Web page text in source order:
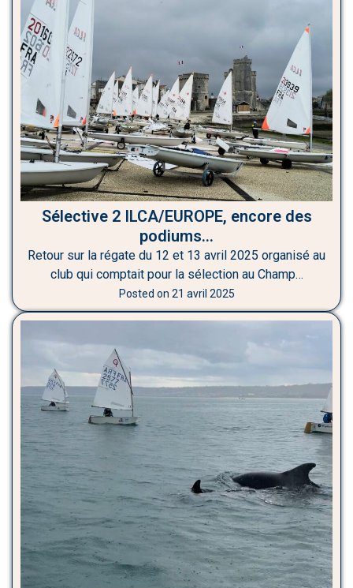
Sélective 2 ILCA/EUROPE, encore des
podiums…
Retour sur la régate du 12 et 13 avril 2025 organisé au
club qui comptait pour la sélection au Champ…
Posted on 21 avril 2025